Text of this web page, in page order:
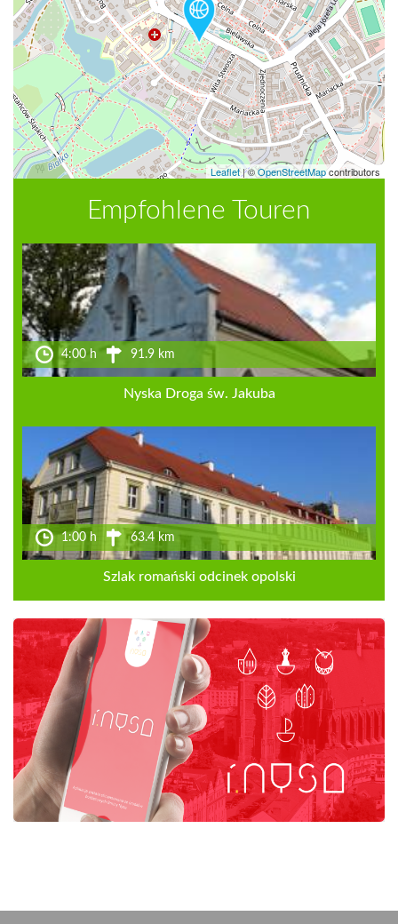
Leaflet |©OpenStreetMapcontributors
Empfohlene Touren
4:00 h 91.9 km
Nyska Droga św. Jakuba
1:00 h 63.4 km
Szlak romański odcinek opolski